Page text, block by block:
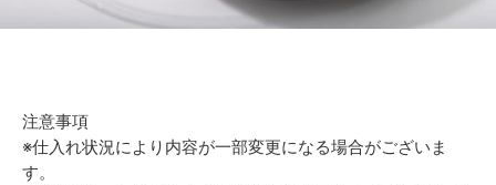
注意事項
※仕入れ状況により内容が一部変更になる場合がございま
す。